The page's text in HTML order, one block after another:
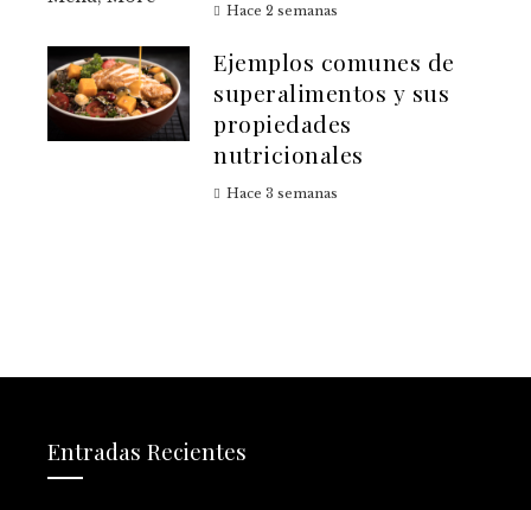
Hace 2 semanas
Ejemplos comunes de
superalimentos y sus
propiedades
nutricionales
Hace 3 semanas
Entradas Recientes